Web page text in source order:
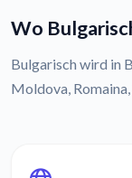
Wo
Bulgarisch wird in
Moldova,